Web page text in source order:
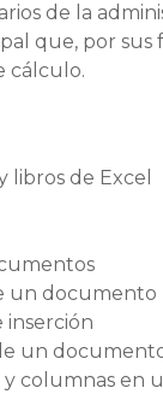
de la
que, por sus
cálculo.
libros de Excel
un documento
inserción
un
y columnas en